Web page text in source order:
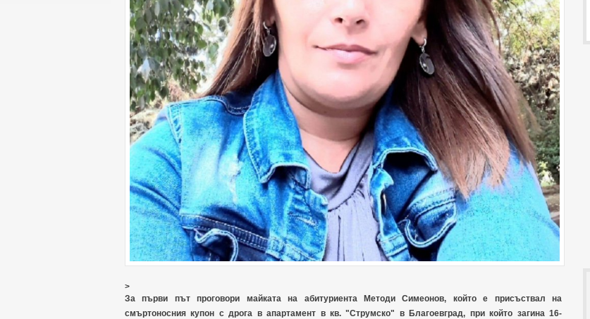
>
За първи път проговори майката на абитуриента Методи Симеонов, който е присъствал на
смъртоносния купон с дрога в апартамент в кв. "Струмско" в Благоевград, при който загина 16-